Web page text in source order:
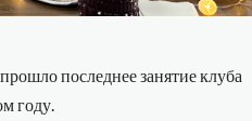
последнее занятие клуба
году.